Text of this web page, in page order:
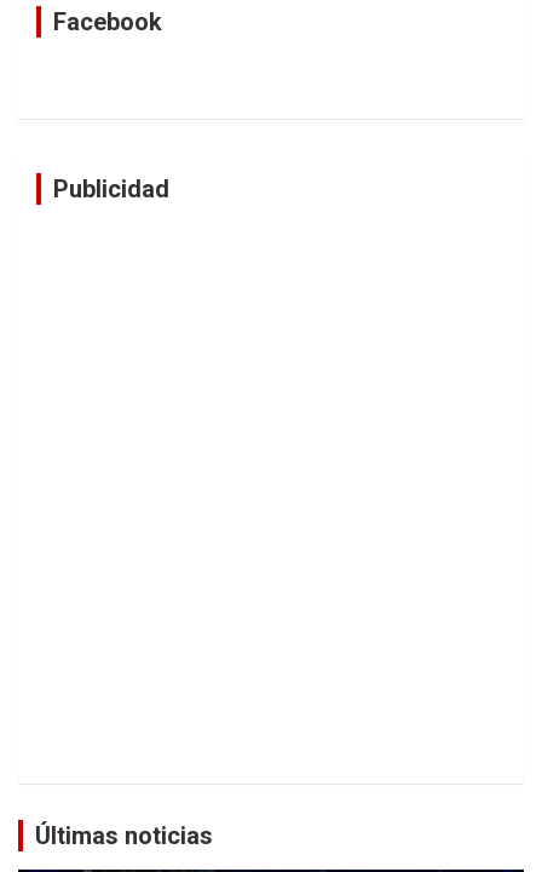
Facebook
Publicidad
Últimas noticias